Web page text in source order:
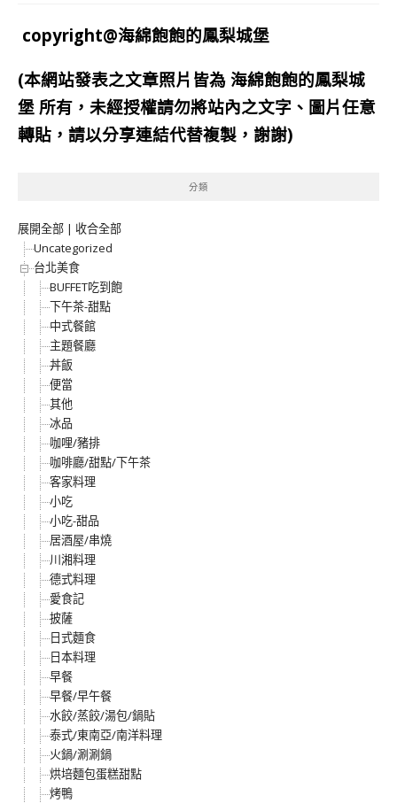
copyright@海綿飽飽的鳳梨城堡
(本網站發表之文章照片皆為 海綿飽飽的鳳梨城
堡 所有，未經授權請勿將站內之文字、圖片任意
轉貼，請以分享連結代替複製，謝謝)
分類
展開全部 | 收合全部
Uncategorized
台北美食
BUFFET吃到飽
下午茶-甜點
中式餐館
主題餐廳
丼飯
便當
其他
冰品
咖哩/豬排
咖啡廳/甜點/下午茶
客家料理
小吃
小吃-甜品
居酒屋/串燒
川湘料理
德式料理
愛食記
披薩
日式麵食
日本料理
早餐
早餐/早午餐
水餃/蒸餃/湯包/鍋貼
泰式/東南亞/南洋料理
火鍋/涮涮鍋
烘培麵包蛋糕甜點
烤鴨